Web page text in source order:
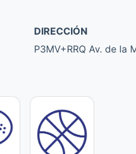
DIRECCIÓN
P3MV+RRQ Av. de la